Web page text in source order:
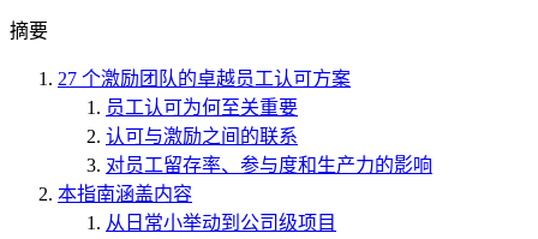
摘要
27 个激励团队的卓越员工认可方案
员工认可为何至关重要
认可与激励之间的联系
对员工留存率、参与度和生产力的影响
本指南涵盖内容
从日常小举动到公司级项目